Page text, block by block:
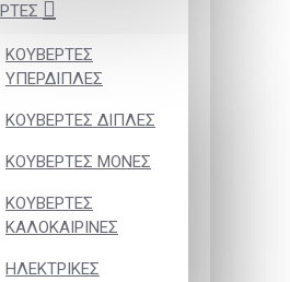
ΚΟΥΒΕΡΤΕΣ
ΥΠΕΡΔΙΠΛΕΣ
ΚΟΥΒΕΡΤΕΣ ΔΙΠΛΕΣ
ΚΟΥΒΕΡΤΕΣ ΜΟΝΕΣ
ΚΟΥΒΕΡΤΕΣ
ΚΑΛΟΚΑΙΡΙΝΕΣ
ΗΛΕΚΤΡΙΚΕΣ